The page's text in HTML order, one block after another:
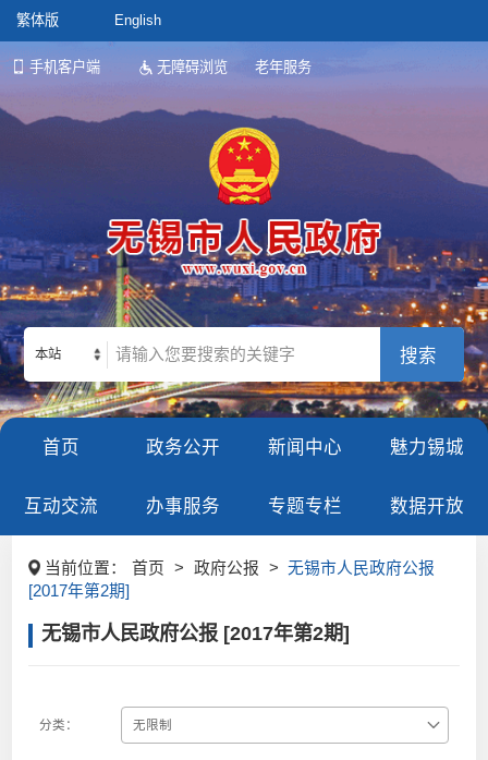
繁体版 English
手机客户端 无障碍浏览 老年服务
本站
首页 政务公开 新闻中心 魅力锡城
互动交流 办事服务 专题专栏 数据开放
当前位置： 首页 > 政府公报 > 无锡市人民政府公报
[2017年第2期]
无锡市人民政府公报 [2017年第2期]
分类：